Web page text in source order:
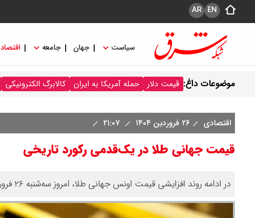
EN
AR
سیاست جهان جامعه اقتصاد
موضوعات داغ: قیمت دلار حمله آمریکا به ایران کالابرگ الکترونیکی
اقتصادی ۲۶ فروردین ۱۴۰۴
قیمت جهانی طلا در یک‌قدمی رکورد تاریخی
در ادامه روند افزایشی قیمت اونس جهانی طلا، امروز سه‌شنبه ۲۶ فروردین قیمت اونس با حدود ۱۰ دلار افزایش مواجه شد.